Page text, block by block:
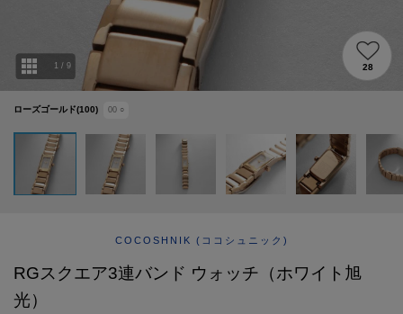
ローズゴールド(100) 00 ○
1 / 9 28
COCOSHNIK (ココシュニック)
RGスクエア3連バンド ウォッチ（ホワイト旭
光）